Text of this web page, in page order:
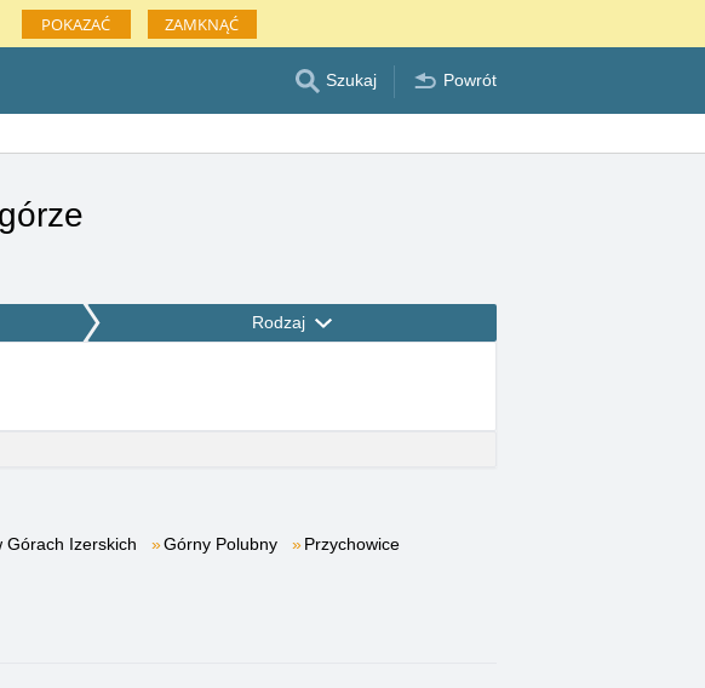
POKAZAĆ ZAMKNĄĆ
Szukaj Powrót
Rodzaj
Górach Izerskich Górny Polubny
Przychowice